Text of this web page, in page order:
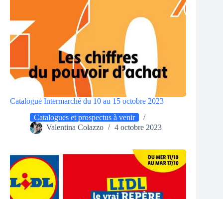
Catalogue Intermarché du 10 au 15 octobre 2023
Catalogues et prospectus à venir
Valentina Colazzo
4 octobre 2023